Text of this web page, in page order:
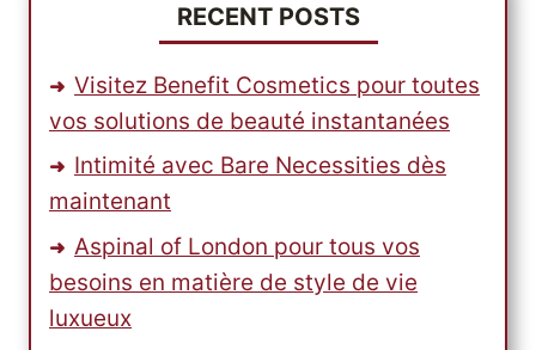
RECENT POSTS
Visitez Benefit Cosmetics pour toutes
vos solutions de beauté instantanées
Intimité avec Bare Necessities dès
maintenant
Aspinal of London pour tous vos
besoins en matière de style de vie
luxueux